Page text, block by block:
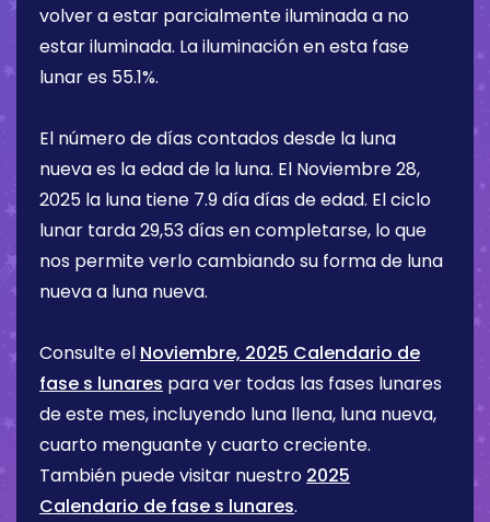
volver a estar parcialmente iluminada a no
estar iluminada. La iluminación en esta fase
lunar es 55.1%.
El número de días contados desde la luna
nueva es la edad de la luna. El Noviembre 28,
2025 la luna tiene 7.9 díadías de edad. El ciclo
lunar tarda 29,53 días en completarse, lo que
nos permite verlo cambiando su forma de luna
nueva a luna nueva.
Consulte el Noviembre, 2025 Calendario de
fase s lunares para ver todas las fases lunares
de este mes, incluyendo luna llena, luna nueva,
cuarto menguante y cuarto creciente.
También puede visitar nuestro 2025
Calendario de fase s lunares.